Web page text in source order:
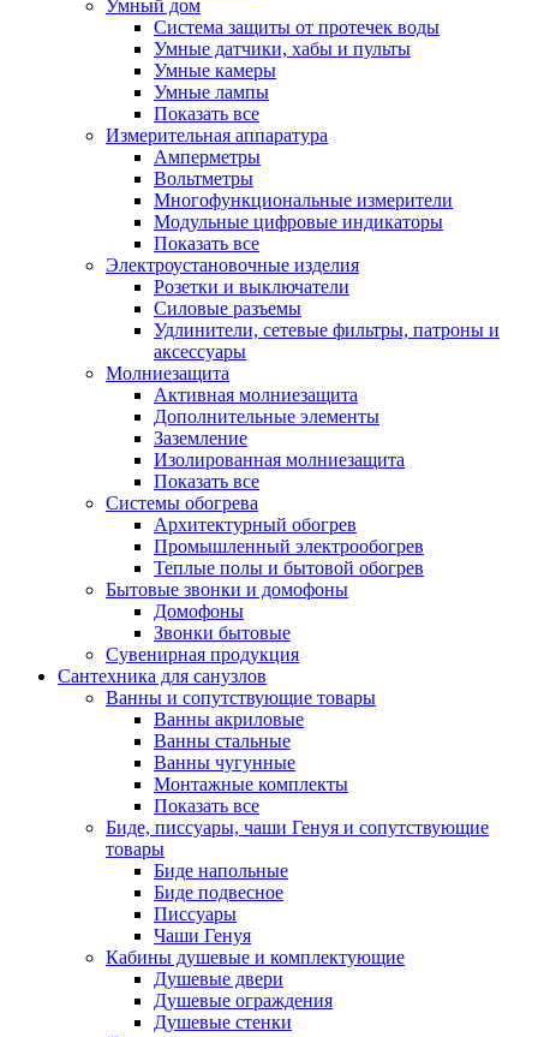
Умный дом
Система защиты от протечек воды
Умные датчики, хабы и пульты
Умные камеры
Умные лампы
Показать все
Измерительная аппаратура
Амперметры
Вольтметры
Многофункциональные измерители
Модульные цифровые индикаторы
Показать все
Электроустановочные изделия
Розетки и выключатели
Силовые разъемы
Удлинители, сетевые фильтры, патроны и
аксессуары
Молниезащита
Активная молниезащита
Дополнительные элементы
Заземление
Изолированная молниезащита
Показать все
Системы обогрева
Архитектурный обогрев
Промышленный электрообогрев
Теплые полы и бытовой обогрев
Бытовые звонки и домофоны
Домофоны
Звонки бытовые
Сувенирная продукция
Сантехника для санузлов
Ванны и сопутствующие товары
Ванны акриловые
Ванны стальные
Ванны чугунные
Монтажные комплекты
Показать все
Биде, писсуары, чаши Генуя и сопутствующие
товары
Биде напольные
Биде подвесное
Писсуары
Чаши Генуя
Кабины душевые и комплектующие
Душевые двери
Душевые ограждения
Душевые стенки